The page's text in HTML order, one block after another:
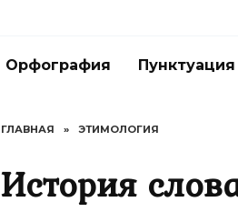
Орфография Пунктуация
ГЛАВНАЯ » ЭТИМОЛОГИЯ
История